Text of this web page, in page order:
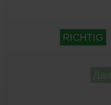
RICHTIG